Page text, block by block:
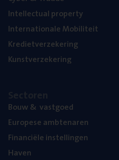
Intel­lec­tu­al property
Inter­na­ti­o­na­le Mobiliteit
Kre­diet­ver­ze­ke­ring
Kunst­ver­ze­ke­ring
Bouw& vastgoed
Euro­pe­se ambtenaren
Finan­ci­ë­le instellingen
Haven